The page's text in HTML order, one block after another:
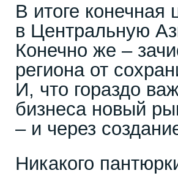
В итоге конечная
в Центральную
Конечно же –
региона от
И, что гораздо
бизнеса новый
– и через
Никакого